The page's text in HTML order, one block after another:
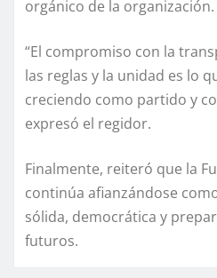
orgánico de la organización.
“El compromiso con la
las reglas y la unidad es lo
creciendo como partido y
expresó el regidor.
Finalmente, reiteró que la
continúa afianzándose
sólida, democrática y
futuros.